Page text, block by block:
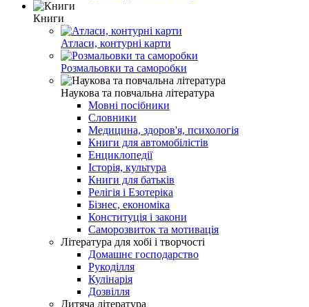
Книги
Атласи, контурні карти
Розмальовки та саморобки
Наукова та повчальна література
Мовні посібники
Словники
Медицина, здоров'я, психологія
Книги для автомобілістів
Енциклопедії
Історія, культура
Книги для батьків
Релігія і Езотеріка
Бізнес, економіка
Конституція і закони
Саморозвиток та мотивація
Література для хобі і творчості
Домашнє господарство
Рукоділля
Кулінарія
Дозвілля
Дитяча література